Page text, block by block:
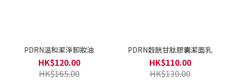
PDRN溫和潔淨卸妝油
HK$120.00
HK$165.00
PDRN穀胱甘肽膠囊潔面乳
HK$110.00
HK$130.00